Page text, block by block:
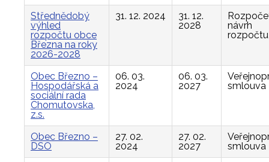
Střednědobý
výhled
rozpočtu obce
Března na roky
2026-2028
31. 12. 2024
31. 12.
2028
návrh
rozpočtu
Obec Březno –
Hospodářská a
sociální rada
Chomutovska,
z.s.
06. 03.
2024
06. 03.
2027
smlouva
Obec Březno –
DSO
27. 02.
2024
27. 02.
2027
smlouva